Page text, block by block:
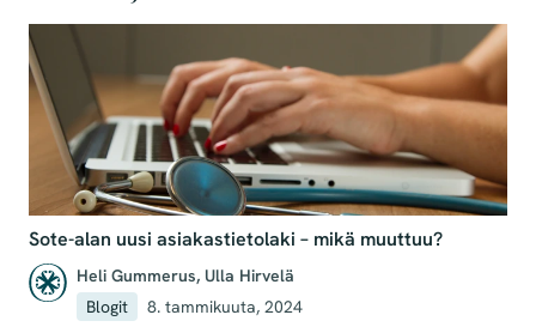
Sote-alan uusi asiakastietolaki – mikä muuttuu?
Heli Gummerus, Ulla Hirvelä
Blogit
8. tammikuuta, 2024